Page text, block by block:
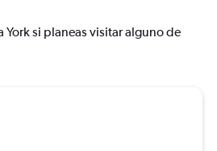
York si planeas visitar alguno de